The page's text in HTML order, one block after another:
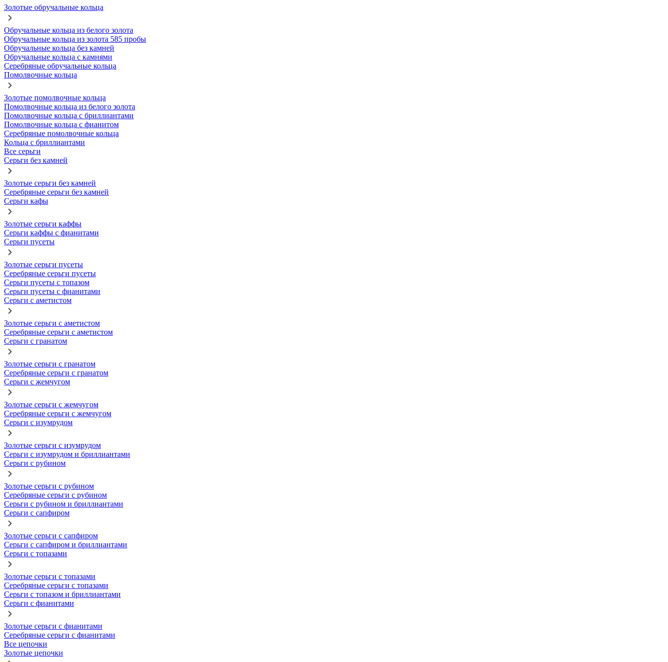
Золотые обручальные кольца
Обручальные кольца из белого золота
Обручальные кольца из золота 585 пробы
Обручальные кольца без камней
Обручальные кольца с камнями
Серебряные обручальные кольца
Помолвочные кольца
Золотые помолвочные кольца
Помолвочные кольца из белого золота
Помолвочные кольца с бриллиантами
Помолвочные кольца с фианитом
Серебряные помолвочные кольца
Кольца с бриллиантами
Все серьги
Серьги без камней
Золотые серьги без камней
Серебряные серьги без камней
Серьги кафы
Золотые серьги каффы
Серьги каффы с фианитами
Серьги пусеты
Золотые серьги пусеты
Серебряные серьги пусеты
Серьги пусеты с топазом
Серьги пусеты с фианитами
Серьги с аметистом
Золотые серьги с аметистом
Серебряные серьги с аметистом
Серьги с гранатом
Золотые серьги с гранатом
Серебряные серьги с гранатом
Серьги с жемчугом
Золотые серьги с жемчугом
Серебряные серьги с жемчугом
Серьги с изумрудом
Золотые серьги с изумрудом
Серьги с изумрудом и бриллиантами
Серьги с рубином
Золотые серьги с рубином
Серебряные серьги с рубином
Серьги с рубином и бриллиантами
Серьги с сапфиром
Золотые серьги с сапфиром
Серьги с сапфиром и бриллиантами
Серьги с топазами
Золотые серьги с топазами
Серебряные серьги с топазами
Серьги с топазом и бриллиантами
Серьги с фианитами
Золотые серьги с фианитами
Серебряные серьги с фианитами
Все цепочки
Золотые цепочки